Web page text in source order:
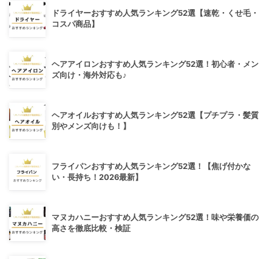
ドライヤーおすすめ人気ランキング52選【速乾・くせ毛・
コスパ商品】
ヘアアイロンおすすめ人気ランキング52選！初心者・メン
ズ向け・海外対応も♪
ヘアオイルおすすめ人気ランキング52選【プチプラ・髪質
別やメンズ向けも！】
フライパンおすすめ人気ランキング52選！【焦げ付かな
い・長持ち！2026最新】
マヌカハニーおすすめ人気ランキング52選！味や栄養価の
高さを徹底比較・検証